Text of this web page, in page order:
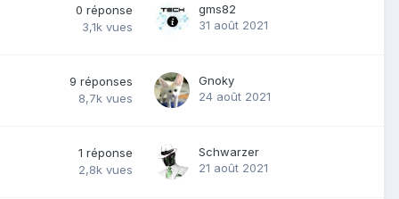
0 réponse
3,1k vues
gms82
31 août 2021
9 réponses
8,7k vues
Gnoky
24 août 2021
1 réponse
2,8k vues
Schwarzer
21 août 2021